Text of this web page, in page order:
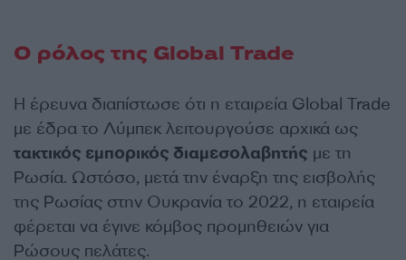
Ο ρόλος της Global Trade
Η έρευνα διαπίστωσε ότι η εταιρεία Global Trade
με έδρα το Λύμπεκ λειτουργούσε αρχικά ως
τακτικός εμπορικός διαμεσολαβητής με τη
Ρωσία. Ωστόσο, μετά την έναρξη της εισβολής
της Ρωσίας στην Ουκρανία το 2022, η εταιρεία
φέρεται να έγινε κόμβος προμηθειών για
Ρώσους πελάτες.